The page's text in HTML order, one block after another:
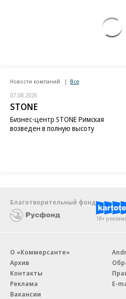
Новости компаний Все
07.08.2026
STONE
Бизнес-центр STONE Римская
возведен в полную высоту
Благотворительный фонд
18+ реклама
О «Коммерсанте»
Архив
Контакты
Реклама
Вакансии
E-